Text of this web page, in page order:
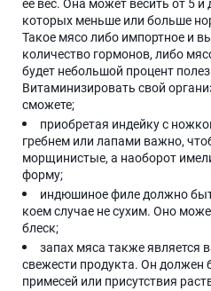
её вес. Она может весить от 5 и
которых меньше или больше
Такое мясо либо импортное и
количество гормонов, либо
будет небольшой процент
Витаминизировать свой
сможете;
приобретая индейку с
гребнем или лапами важно,
морщинистые, а наоборот
форму;
индюшиное филе должно
коем случае не сухим. Оно
блеск;
запах мяса также является
свежести продукта. Он должен
примесей или присутствия